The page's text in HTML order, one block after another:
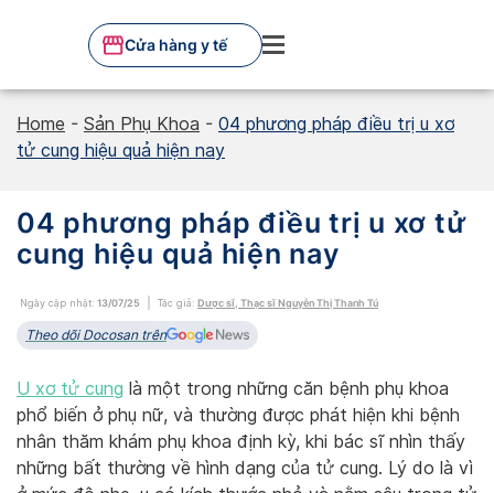
Cửa hàng y tế
Home - Sản Phụ Khoa - 04 phương pháp điều trị u xơ
tử cung hiệu quả hiện nay
04 phương pháp điều trị u xơ tử
cung hiệu quả hiện nay
Ngày cập nhật: 13/07/25 Tác giả: Dược sĩ, Thạc sĩ Nguyễn Thị Thanh Tú
Theo dõi Docosan trên
U xơ tử cung là một trong những căn bệnh phụ khoa
phổ biến ở phụ nữ, và thường được phát hiện khi bệnh
nhân thăm khám phụ khoa định kỳ, khi bác sĩ nhìn thấy
những bất thường về hình dạng của tử cung. Lý do là vì